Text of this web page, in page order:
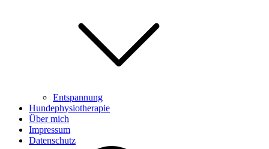
Entspannung
Hundephysiotherapie
Über mich
Impressum
Datenschutz